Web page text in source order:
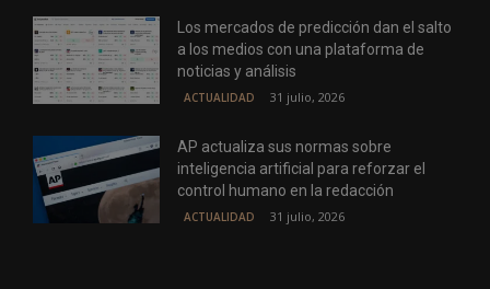
Los mercados de predicción dan el salto
a los medios con una plataforma de
noticias y análisis
ACTUALIDAD 31 julio, 2026
AP actualiza sus normas sobre
inteligencia artificial para reforzar el
control humano en la redacción
ACTUALIDAD 31 julio, 2026